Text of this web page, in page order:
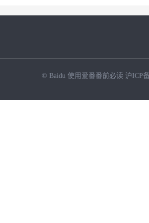
© Baidu 使用爱番番前必读 沪ICP